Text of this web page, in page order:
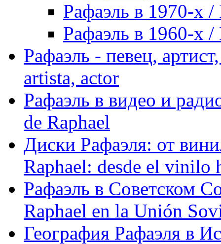
Рафаэль в 1970-х /
Рафаэль в 1960-х /
Рафаэль - певец,
artista, actor
Рафаэль в видео и
de Raphael
Диски Рафаэля: от
Raphael: desde el vinilo
Рафаэль в Советском
Raphael en la Unión
География Рафаэля в